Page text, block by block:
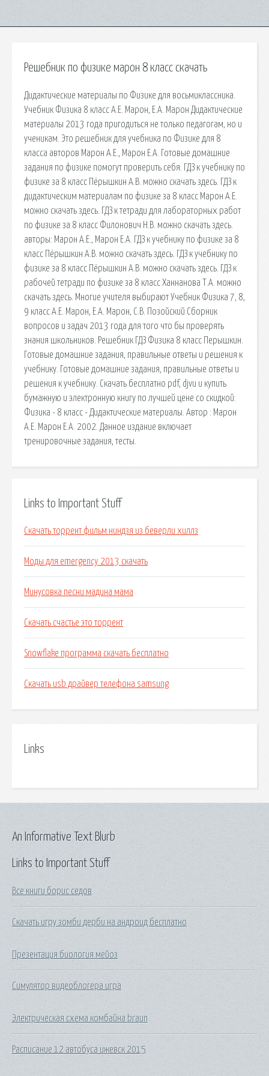
Решебник по физике марон 8 класс скачать
Дидактические материалы по Физике для восьмиклассника.
Учебник Физика 8 класс А.Е. Марон, Е.А. Марон Дидактические
материалы 2013 года пригодиться не только педагогам, но и
ученикам. Это решебник для учебника по Физике для 8
класса авторов Марон А.Е., Марон Е.А. Готовые домашние
задания по физике помогут проверить себя. ГДЗ к учебнику по
физике за 8 класс Пёрышкин А.В. можно скачать здесь. ГДЗ к
дидактическим материалам по физике за 8 класс Марон А.Е.
можно скачать здесь. ГДЗ к тетради для лабораторных работ
по физике за 8 класс Филонович Н.В. можно скачать здесь.
авторы: Марон А.Е., Марон Е.А. ГДЗ к учебнику по физике за 8
класс Пёрышкин А.В. можно скачать здесь. ГДЗ к учебнику по
физике за 8 класс Пёрышкин А.В. можно скачать здесь. ГДЗ к
рабочей тетради по физике за 8 класс Ханнанова Т.А. можно
скачать здесь. Многие учителя выбирают Учебник Физика 7, 8,
9 класс А.Е. Марон, Е.А. Марон, С.В. Позойский Сборник
вопросов и задач 2013 года для того что бы проверять
знания школьников. Решебник ГДЗ Физика 8 класс Перышкин.
Готовые домашние задания, правильные ответы и решения к
учебнику. Готовые домашние задания, правильные ответы и
решения к учебнику. Скачать бесплатно pdf, djvu и купить
бумажную и электронную книгу по лучшей цене со скидкой:
Физика - 8 класс - Дидактические материалы. Автор : Марон
А.Е. Марон Е.А. 2002. Данное издание включает
тренировочные задания, тесты.
Links to Important Stuff
Скачать торрент фильм ниндзя из беверли хиллз
Моды для emergency 2013 скачать
Минусовка песни мадина мама
Скачать счастье это торрент
Snowflake программа скачать бесплатно
Скачать usb драйвер телефона samsung
Links
Links to Important Stuff
Все книги борис седов
Скачать игру зомби дерби на андроид бесплатно
Презентация биология мейоз
Симулятор видеоблогера игра
Электрическая схема комбайна braun
Расписание 12 автобуса ижевск 2015
An Informative Text Blurb